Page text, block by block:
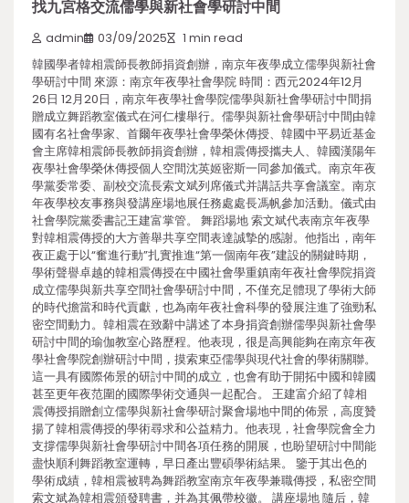
找九宮格交流儒學與新社會學研討中間
admin 03/09/2025 1 min read
韓國學者韓相震師長教師捐資創辦，南京年夜學成立儒學與新社會
學研討中間 來源：南京年夜學社會學院 時間：西元2024年12月
26日 12月20日，南京年夜學社會學院儒學與新社會學研討中間捐
贈成立舞蹈教室儀式在河仁樓舉行。儒學與新社會學研討中間由韓
國有名社會學家、首爾年夜學社會學榮休傳授、韓國中平易近基金
會主席韓相震師長教師捐資創辦，韓相震傳授攜夫人、韓國漢陽年
夜學社會學榮休傳授個人空間沈英姬密斯一同參加儀式。南京年夜
學黨委常委、副校交流長索文斌列席儀式并講話共享會議室。南京
年夜學校友事務與發講座場地展任務處處長馮帆參加活動。儀式由
社會學院黨委書記王建富掌管。 舞蹈場地 索文斌代表南京年夜學
對韓相震傳授的大方善舉共享空間表達誠摯的感謝。他指出，南年
夜正處于以“奮進行動”扎實推進“第一個南年夜”建設的關鍵時期，
學術聲譽卓越的韓相震傳授在中國社會學重鎮南年夜社會學院捐資
成立儒學與新共享空間社會學研討中間，不僅充足體現了學術大師
的時代擔當和時代貢獻，也為南年夜社會科學的發展注進了強勁私
密空間動力。韓相震在致辭中講述了本身捐資創辦儒學與新社會學
研討中間的瑜伽教室心路歷程。他表現，很是高興能夠在南京年夜
學社會學院創辦研討中間，摸索東亞儒學與現代社會的學術關聯。
這一具有國際佈景的研討中間的成立，也會有助于開拓中國和韓國
甚至更年夜范圍的國際學術交通與一起配合。 王建富介紹了韓相
震傳授捐贈創立儒學與新社會學研討聚會場地中間的佈景，高度贊
揚了韓相震傳授的學術尋求和公益精力。他表現，社會學院會全力
支撐儒學與新社會學研討中間各項任務的開展，也盼望研討中間能
盡快順利舞蹈教室運轉，早日產出豐碩學術結果。 鑒于其出色的
學術成績，韓相震被聘為舞蹈教室南京年夜學兼職傳授，私密空間
索文斌為韓相震頒發聘書，并為其佩帶校徽。 講座場地 隨后，韓